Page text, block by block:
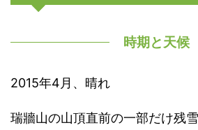
時期と天候
2015年4月、晴れ
瑞牆山の山頂直前の一部だけ残